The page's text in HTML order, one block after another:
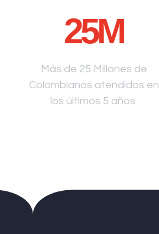
25M
Más de 25 Millones de
Colombianos atendidos en
los últimos 5 años.